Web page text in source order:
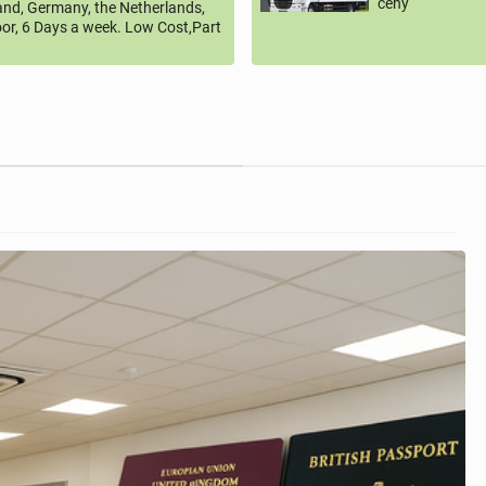
Germany, the Netherlands,
6 Days a week. Low Cost,Part